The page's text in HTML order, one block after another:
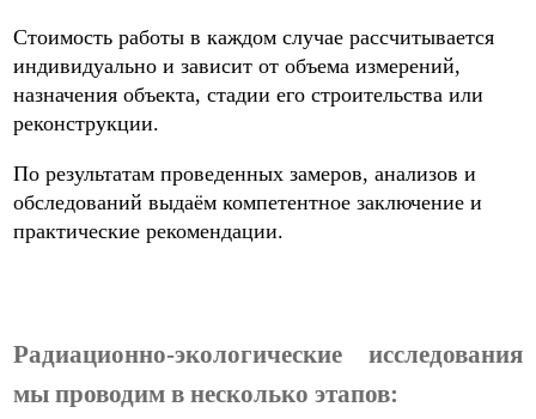
Стоимость работы в каждом случае рассчитывается
индивидуально и зависит от объема измерений,
назначения объекта, стадии его строительства или
реконструкции.
По результатам проведенных замеров, анализов и
обследований выдаём компетентное заключение и
практические рекомендации.
Радиационно-экологические исследования
мы проводим в несколько этапов: